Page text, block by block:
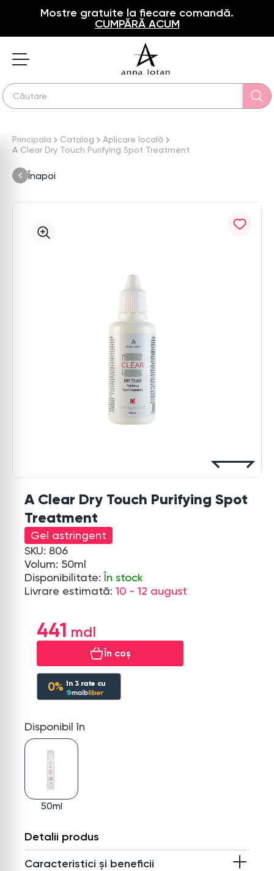
Mostre gratuite la fiecare comandă.
CUMPĂRĂ ACUM
Principala Catalog
Aplicare locală
A Clear Dry Touch Purifying Spot Treatment
Înapoi
A Clear Dry Touch Purifying Spot
Treatment
Gel astringent
SKU: 806
Volum: 50ml
Disponibilitate:În stock
Livrare estimată: 10 - 12 august
441
În coș
0% în 3rate cu
Disponibil în
50ml
Detalii produs
Caracteristici și beneficii